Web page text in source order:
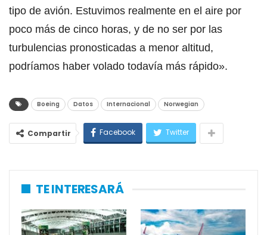
tipo de avión. Estuvimos realmente en el aire por
poco más de cinco horas, y de no ser por las
turbulencias pronosticadas a menor altitud,
podríamos haber volado todavía más rápido».
Boeing Datos Internacional Norwegian
Compartir Facebook Twitter
TE INTERESARÁ